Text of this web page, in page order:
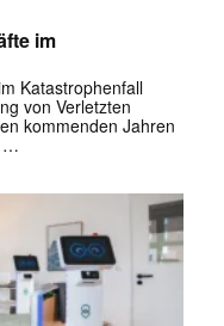
im
Katastrophenfall
von Verletzten
kommenden Jahren
…